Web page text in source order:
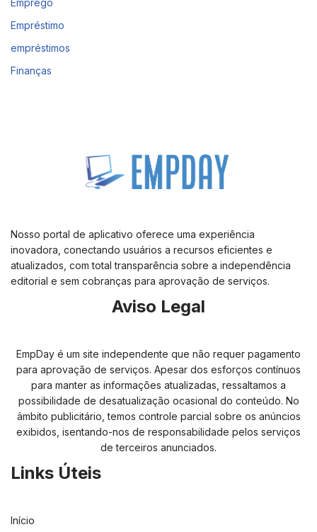
Empréstimo
empréstimos
Finanças
Nosso portal de aplicativo oferece uma experiência
inovadora, conectando usuários a recursos eficientes e
atualizados, com total transparência sobre a independência
editorial e sem cobranças para aprovação de serviços.
Aviso Legal
EmpDay é um site independente que não requer pagamento
para aprovação de serviços. Apesar dos esforços contínuos
para manter as informações atualizadas, ressaltamos a
possibilidade de desatualização ocasional do conteúdo. No
âmbito publicitário, temos controle parcial sobre os anúncios
exibidos, isentando-nos de responsabilidade pelos serviços
de terceiros anunciados.
Links Úteis
Início